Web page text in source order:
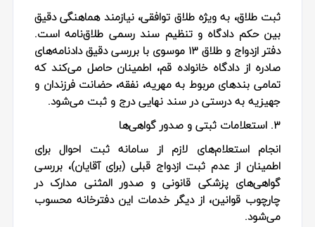
ثبت طلاق، به ویژه طلاق توافقی، نیازمند هماهنگی دقیق
بین حکم دادگاه و تنظیم سند رسمی طلاق‌نامه است.
دفتر ازدواج و طلاق ۱۳ موسوی با بررسی دقیق دادنامه‌های
صادره از دادگاه خانواده قم، اطمینان حاصل می‌کند که
تمامی بندهای مربوط به مهریه، نفقه، حضانت فرزندان و
جهیزیه به درستی در سند نهایی درج و ثبت می‌شود.
۳. استعلامات ثبتی و صدور گواهی‌ها
انجام استعلام‌های لازم از سامانه ثبت احوال برای
اطمینان از عدم ثبت ازدواج قبلی (برای آقایان)، بررسی
گواهی‌های پزشکی قانونی و صدور المثنی مدارک در
چارچوب قوانین، از دیگر خدمات این دفترخانه محسوب
می‌شود.